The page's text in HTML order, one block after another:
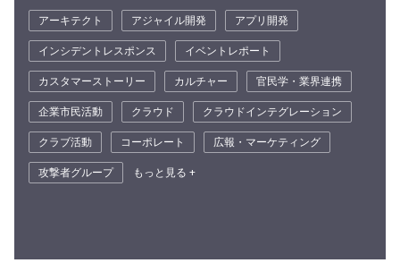
アーキテクト アジャイル開発
アプリ開発
インシデントレスポンス
イベントレポート
カスタマーストーリー
カルチャー
官民学・業界連携
企業市民活動
クラウド
クラウドインテグレーション
クラブ活動
コーポレート
広報・マーケティング
攻撃者グループ
もっと見る +